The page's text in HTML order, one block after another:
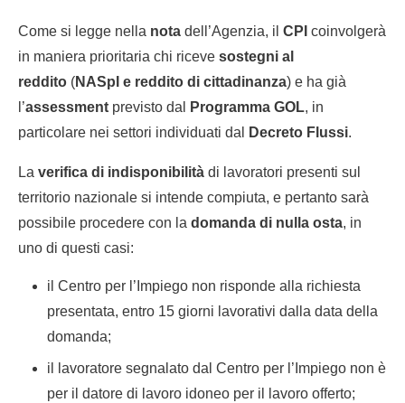
Come si legge nella nota dell’Agenzia, il CPI coinvolgerà
in maniera prioritaria chi riceve sostegni al
reddito (NASpI e reddito di cittadinanza) e ha già
l’assessment previsto dal Programma GOL, in
particolare nei settori individuati dal
Decreto Flussi.
La verifica di indisponibilità di lavoratori presenti sul
territorio nazionale si intende compiuta, e pertanto sarà
possibile procedere con la domanda di nulla osta, in
uno di questi casi:
il Centro per l’Impiego non risponde alla richiesta
presentata, entro 15 giorni lavorativi dalla data della
domanda;
il lavoratore segnalato dal Centro per l’Impiego non è
per il datore di lavoro idoneo per il lavoro offerto;